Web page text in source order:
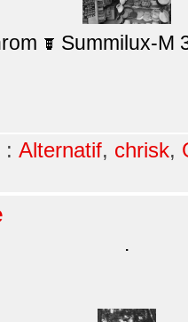
Summilux-M
: Alternatif, chrisk,
.